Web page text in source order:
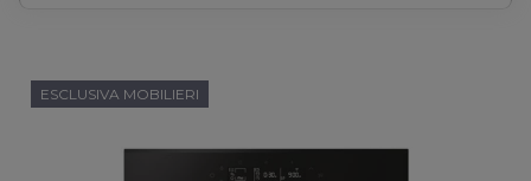
ESCLUSIVA MOBILIERI